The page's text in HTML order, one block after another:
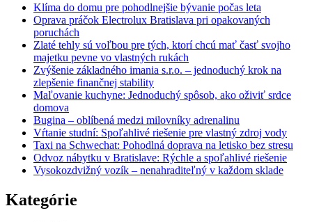
Klíma do domu pre pohodlnejšie bývanie počas leta
Oprava práčok Electrolux Bratislava pri opakovaných
poruchách
Zlaté tehly sú voľbou pre tých, ktorí chcú mať časť svojho
majetku pevne vo vlastných rukách
Zvýšenie základného imania s.r.o. – jednoduchý krok na
zlepšenie finančnej stability
Maľovanie kuchyne: Jednoduchý spôsob, ako oživiť srdce
domova
Bugina – oblíbená medzi milovníky adrenalinu
Vŕtanie studní: Spoľahlivé riešenie pre vlastný zdroj vody
Taxi na Schwechat: Pohodlná doprava na letisko bez stresu
Odvoz nábytku v Bratislave: Rýchle a spoľahlivé riešenie
Vysokozdvižný vozík – nenahraditeľný v každom sklade
Kategórie